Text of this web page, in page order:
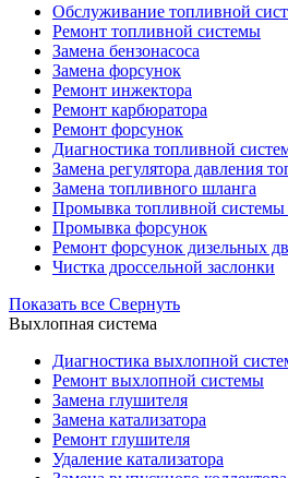
Обслуживание топливной
Ремонт топливной системы
Замена бензонасоса
Замена форсунок
Ремонт инжектора
Ремонт карбюратора
Ремонт форсунок
Диагностика топливной
Замена регулятора давления
Замена топливного шланга
Промывка топливной системы
Промывка форсунок
Ремонт форсунок дизельных
Чистка дроссельной заслонки
Показать все Свернуть
Выхлопная система
Диагностика выхлопной
Ремонт выхлопной системы
Замена глушителя
Замена катализатора
Ремонт глушителя
Удаление катализатора